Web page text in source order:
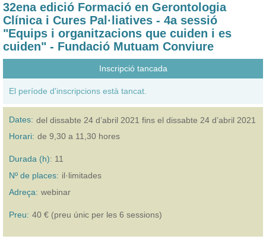
32ena edició Formació en Gerontologia
Clínica i Cures Pal·liatives - 4a sessió
"Equips i organitzacions que cuiden i es
cuiden" - Fundació Mutuam Conviure
Inscripció tancada
El període d'inscripcions està tancat.
Dates: del dissabte 24 d’abril 2021 fins el dissabte 24 d’abril 2021
Horari: de 9,30 a 11,30 hores
Durada (h): 11
Nº de places: il·limitades
Adreça: webinar
Preu: 40 € (preu únic per les 6 sessions)